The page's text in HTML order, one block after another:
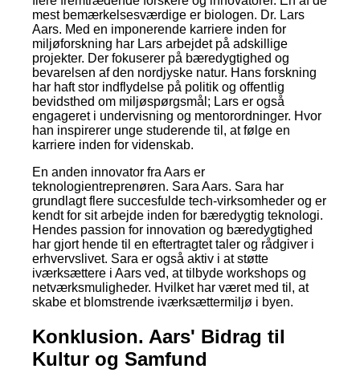
mest bemærkelsesværdige er biologen. Dr. Lars
Aars. Med en imponerende karriere inden for
miljøforskning har Lars arbejdet på adskillige
projekter. Der fokuserer på bæredygtighed og
bevarelsen af den nordjyske natur. Hans forskning
har haft stor indflydelse på politik og offentlig
bevidsthed om miljøspørgsmål; Lars er også
engageret i undervisning og mentorordninger. Hvor
han inspirerer unge studerende til, at følge en
karriere inden for videnskab.
En anden innovator fra Aars er
teknologientreprenøren. Sara Aars. Sara har
grundlagt flere succesfulde tech-virksomheder og er
kendt for sit arbejde inden for bæredygtig teknologi.
Hendes passion for innovation og bæredygtighed
har gjort hende til en eftertragtet taler og rådgiver i
erhvervslivet. Sara er også aktiv i at støtte
iværksættere i Aars ved, at tilbyde workshops og
netværksmuligheder. Hvilket har været med til, at
skabe et blomstrende iværksættermiljø i byen.
Konklusion. Aars' Bidrag til
Kultur og Samfund